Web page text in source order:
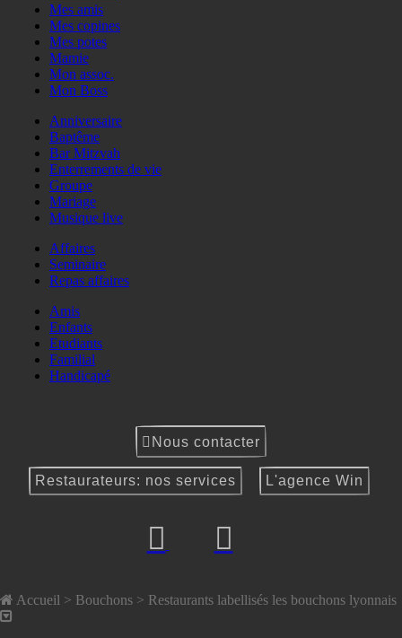
Mes amis
Mes copines
Mes potes
Mamie
Mon assoc.
Mon Boss
Anniversaire
Baptême
Bar Mitzvah
Enterrements de vie
Groupe
Mariage
Musique live
Affaires
Seminaire
Repas affaires
Amis
Enfants
Etudiants
Familial
Handicapé
Nous contacter
Restaurateurs: nos services L'agence Win
Accueil > Bouchons > Restaurants labellisés les bouchons lyonnais